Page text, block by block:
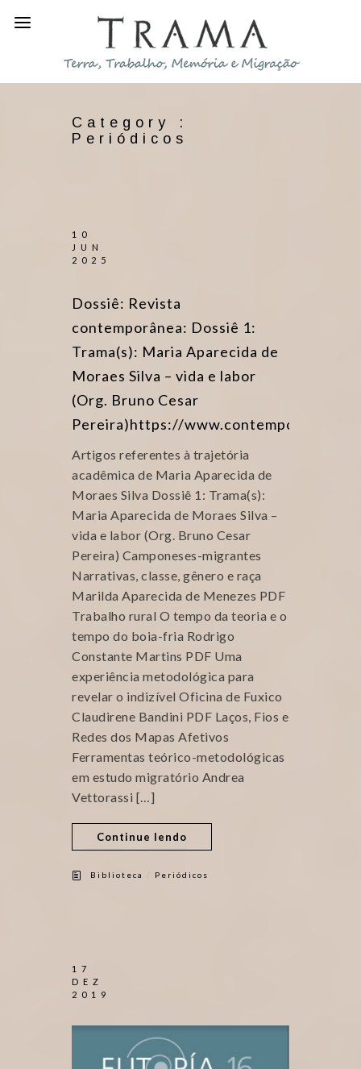
Category :
Periódicos
10
JUN
2025
Dossiê: Revista
contemporânea: Dossiê 1:
Trama(s): Maria Aparecida de
Moraes Silva – vida e labor
(Org. Bruno Cesar
Pereira)https://
Artigos referentes à trajetória
acadêmica de Maria Aparecida de
Moraes Silva Dossiê 1: Trama(s):
Maria Aparecida de Moraes Silva –
vida e labor (Org. Bruno Cesar
Pereira) Camponeses-migrantes
Narrativas, classe, gênero e raça
Marilda Aparecida de Menezes PDF
Trabalho rural O tempo da teoria e o
tempo do boia-fria Rodrigo
Constante Martins PDF Uma
experiência metodológica para
revelar o indizível Oficina de Fuxico
Claudirene Bandini PDF Laços, Fios e
Redes dos Mapas Afetivos
Ferramentas teórico-metodológicas
em estudo migratório Andrea
Vettorassi […]
Continue lendo
Biblioteca Periódicos
17
DEZ
2019